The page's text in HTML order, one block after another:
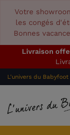
Votre
les congés
Bonnes
Livraison
L'univers du Babyfoot